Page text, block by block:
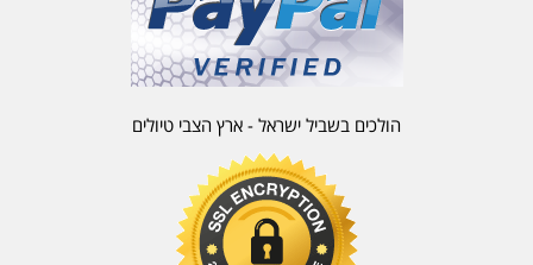
הולכים בשביל ישראל - ארץ הצבי טיולים